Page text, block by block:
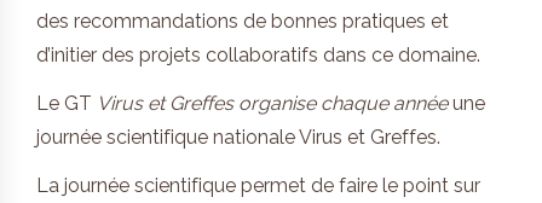
des recommandations de bonnes pratiques et
d’initier des projets collaboratifs dans ce domaine.
Le GT Virus et Greffesorganise chaque annéeune
journée scientifique nationale Virus et Greffes.
La journée scientifique permet de faire le point sur